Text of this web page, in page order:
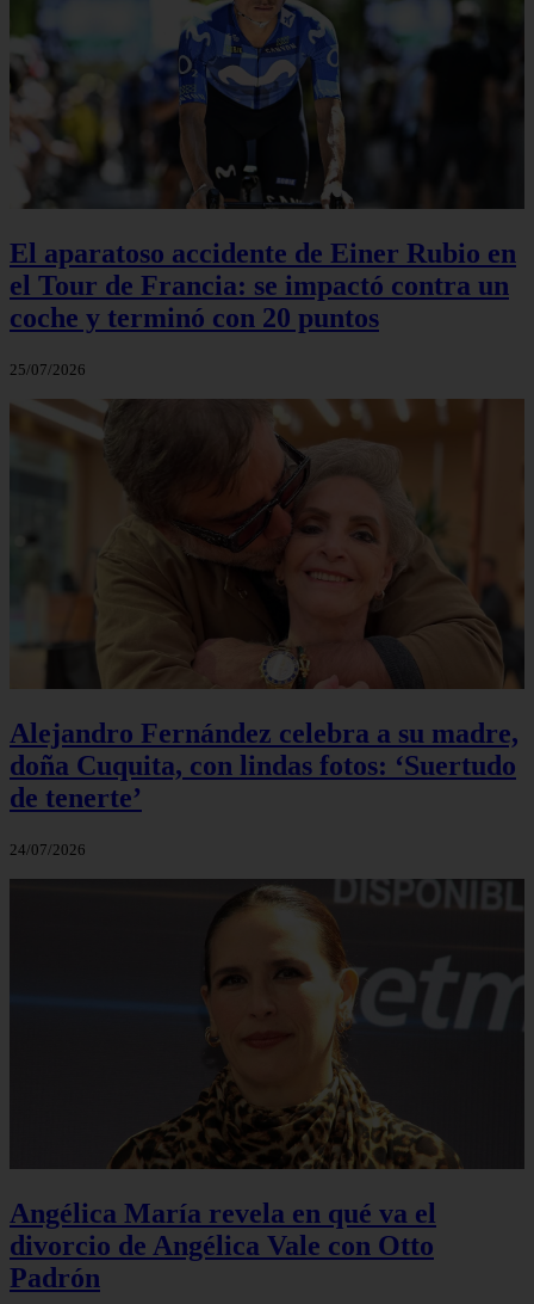
El aparatoso accidente de Einer Rubio en
el Tour de Francia: se impactó contra un
coche y terminó con 20 puntos
25/07/2026
Alejandro Fernández celebra a su madre,
doña Cuquita, con lindas fotos: ‘Suertudo
de tenerte’
24/07/2026
Angélica María revela en qué va el
divorcio de Angélica Vale con Otto
Padrón